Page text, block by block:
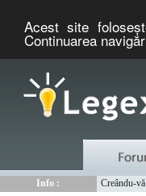
Acest site
Continuarea
Info :
Creându-
Info :